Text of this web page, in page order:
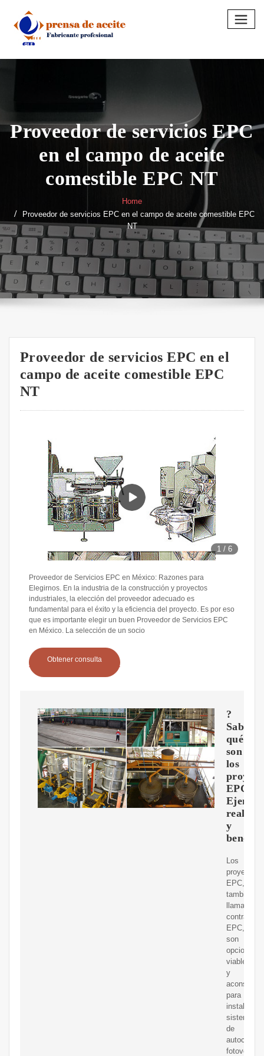
content
Proveedor de servicios EPC
en el campo de aceite
comestible EPC NT
Home
Proveedor de servicios EPC en el campo de aceite comestible EPC
NT
Proveedor de servicios EPC en el
campo de aceite comestible EPC
NT
1 /6
Proveedor de Servicios EPC en México: Razones para
Elegirnos. En la industria de la construcción y proyectos
industriales, la elección del proveedor adecuado es
fundamental para el éxito y la eficiencia del proyecto. Es por eso
que es importante elegir un buen Proveedor de Servicios EPC
en México. La selección de un socio
Obtener consulta
?
Sabes
qué
son
los
EPC?
reales
y
Los
proyectos
EPC,
también
llamados
contratos
EPC,
son
opciones
viables
y
para
instalar
sistemas
de